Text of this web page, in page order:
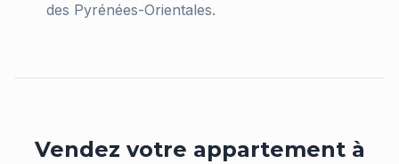
des Pyrénées-Orientales.
Vendez votre appartement à